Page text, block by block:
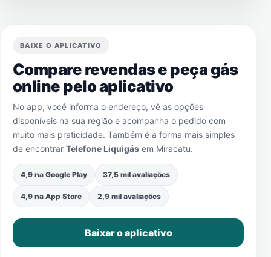
BAIXE O APLICATIVO
Compare revendas e peça gás
online pelo aplicativo
No app, você informa o endereço, vê as opções
disponíveis na sua região e acompanha o pedido com
muito mais praticidade. Também é a forma mais simples
de encontrar Telefone Liquigás em Miracatu.
4,9 na Google Play 37,5 mil avaliações
4,9 na App Store 2,9 mil avaliações
Baixar o aplicativo